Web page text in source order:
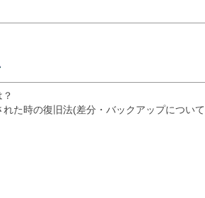
た時の復旧法(差分・バックアップについ